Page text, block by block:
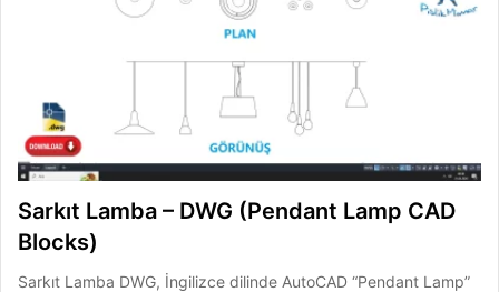
Sarkıt Lamba – DWG (Pendant Lamp CAD
Blocks)
Sarkıt Lamba DWG, İngilizce dilinde AutoCAD “Pendant Lamp”